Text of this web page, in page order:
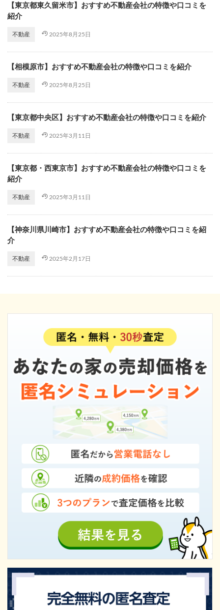
【東京都東久留米市】おすすめ不動産会社の特徴や口コミを
紹介
不動産 2025年8月25日
【相模原市】おすすめ不動産会社の特徴や口コミを紹介
不動産 2025年8月25日
【東京都中央区】おすすめ不動産会社の特徴や口コミを紹介
不動産 2025年3月11日
【東京都・西東京市】おすすめ不動産会社の特徴や口コミを
紹介
不動産 2025年3月11日
【神奈川県川崎市】おすすめ不動産会社の特徴や口コミを紹
介
不動産 2025年2月17日